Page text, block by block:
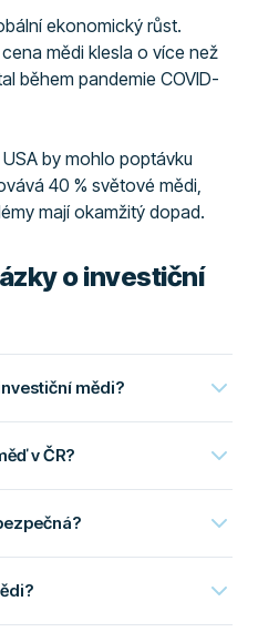
ekonomický růst.
mědi klesla o více než
během pandemie COVID-
by mohlo poptávku
40 % světové mědi,
mají okamžitý dopad.
o investiční
mědi?
v ČR?